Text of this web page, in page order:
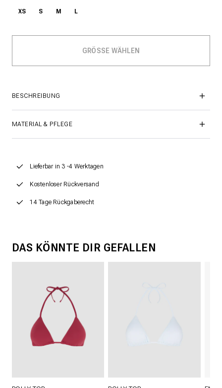
XS S M L
BESCHREIBUNG
MATERIAL & PFLEGE
Lieferbar in 3 -4 Werktagen
Kostenloser Rückversand
14 Tage Rückgaberecht
DAS KÖNNTE DIR GEFALLEN